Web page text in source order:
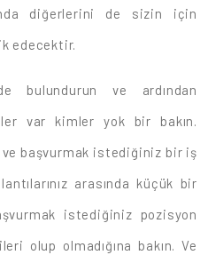
diğerlerini de sizin için
edecektir.
bulundurun ve ardından
var kimler yok bir bakın.
başvurmak istediğiniz bir iş
arasında küçük bir
istediğiniz pozisyon
olup olmadığına bakın. Ve